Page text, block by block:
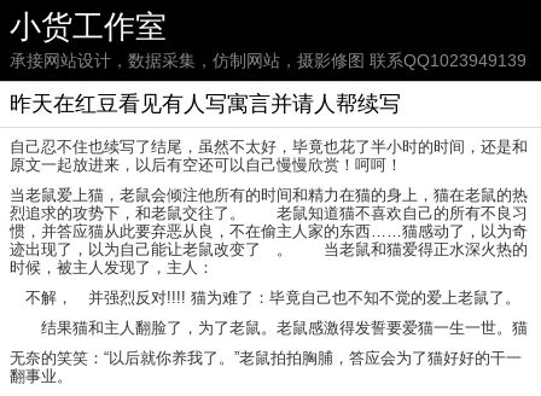
小货工作室
承接网站设计，数据采集，仿制网站，摄影修图 联系QQ1023949139
昨天在红豆看见有人写寓言并请人帮续写
自己忍不住也续写了结尾，虽然不太好，毕竟也花了半小时的时间，还是和
原文一起放进来，以后有空还可以自己慢慢欣赏！呵呵！
当老鼠爱上猫，老鼠会倾注他所有的时间和精力在猫的身上，猫在老鼠的热
烈追求的攻势下，和老鼠交往了。 老鼠知道猫不喜欢自己的所有不良习
惯，并答应猫从此要弃恶从良，不在偷主人家的东西……猫感动了，以为奇
迹出现了，以为自己能让老鼠改变了 。 当老鼠和猫爱得正水深火热的
时候，被主人发现了，主人：
不解， 并强烈反对!!!! 猫为难了：毕竟自己也不知不觉的爱上老鼠了。
结果猫和主人翻脸了，为了老鼠。老鼠感激得发誓要爱猫一生一世。猫
无奈的笑笑：“以后就你养我了。”老鼠拍拍胸脯，答应会为了猫好好的干一
翻事业。